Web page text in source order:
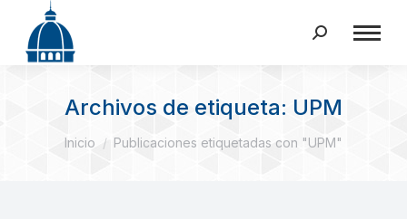
Buscar:
Archivos de etiqueta: UPM
Estás aquí:
Inicio Publicaciones etiquetadas con "UPM"